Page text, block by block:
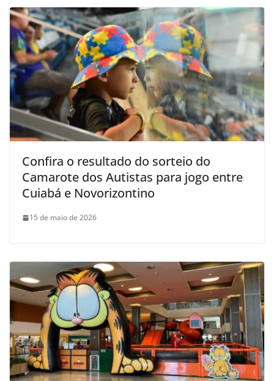
Confira o resultado do sorteio do
Camarote dos Autistas para jogo entre
Cuiabá e Novorizontino
15 de maio de 2026